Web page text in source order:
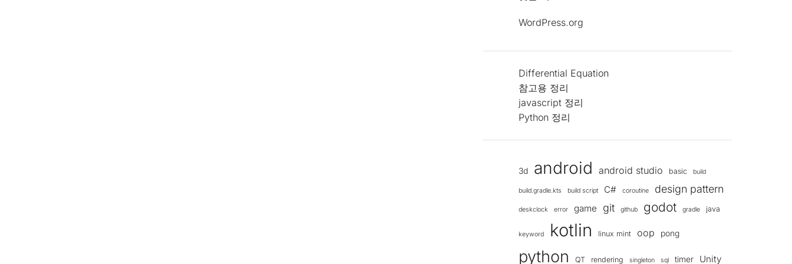
WordPress.org
Differential Equation
참고용 정리
javascript 정리
Python 정리
3d android android studio basic build
build.gradle.kts build script C# coroutine design pattern
deskclock error game git github godot gradle java
keyword kotlin linux mint oop pong
python QT rendering singleton sql timer Unity